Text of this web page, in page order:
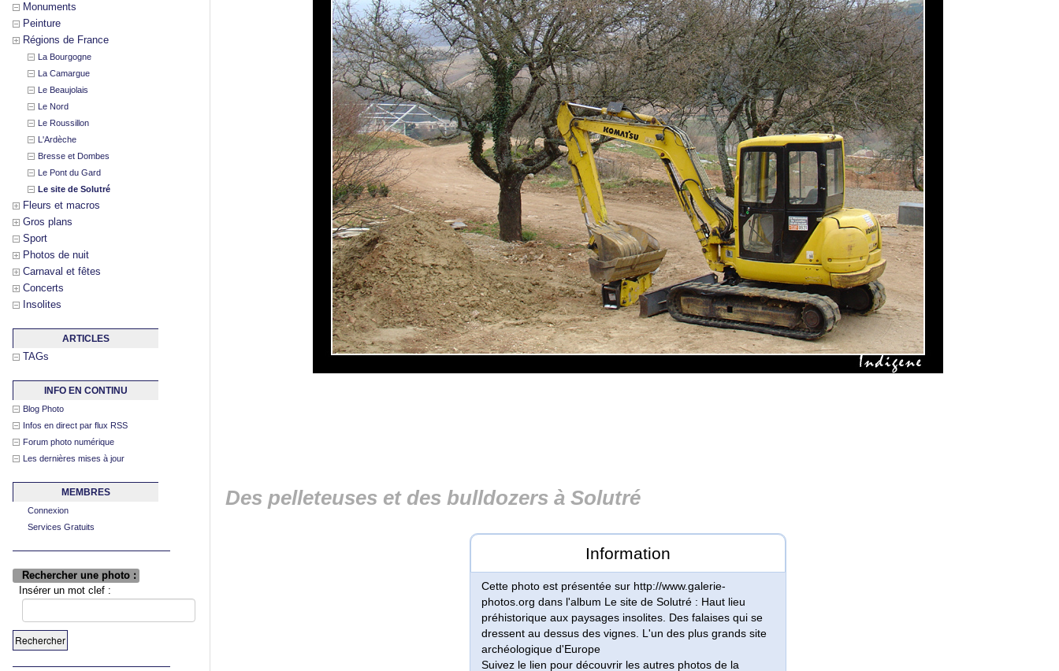
Monuments
Peinture
Régions de France
La Bourgogne
La Camargue
Le Beaujolais
Le Nord
Le Roussillon
L'Ardèche
Bresse et Dombes
Le Pont du Gard
Le site de Solutré
Fleurs et macros
Gros plans
Sport
Photos de nuit
Carnaval et fêtes
Concerts
Insolites
ARTICLES
TAGs
INFO EN CONTINU
Blog Photo
Infos en direct par flux RSS
Forum photo numérique
Les dernières mises à jour
MEMBRES
Connexion
Services Gratuits
Rechercher une photo :
Insérer un mot clef :
Des pelleteuses et des bulldozers à Solutré
Information
Cette photo est présentée sur http://www.galerie-
photos.org dans l'album Le site de Solutré : Haut lieu
préhistorique aux paysages insolites. Des falaises qui se
dressent au dessus des vignes. L'un des plus grands site
archéologique d'Europe
Suivez le lien pour découvrir les autres photos de la